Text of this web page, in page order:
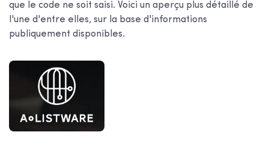
que le code ne soit saisi. Voici un aperçu plus détaillé de
l'une d'entre elles, sur la base d'informations
publiquement disponibles.